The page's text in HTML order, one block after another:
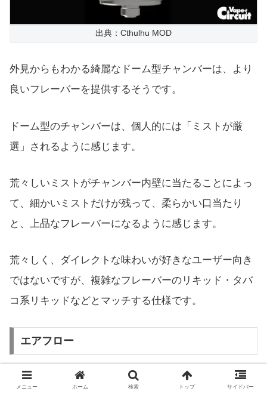
出典：Cthulhu MOD
外見からもわかる綺麗なドーム型チャンバーは、より
良いフレーバーを提供するそうです。
ドーム型のチャンバーは、個人的には「ミストが厳
選」されるように感じます。
荒々しいミストがチャンバー内壁に当たることによっ
て、細かいミストだけが残って、柔らかい口当たり
と、上品なフレーバーになるように感じます。
荒々しく、ダイレクトな味わいが好きなユーザー向き
ではないですが、複雑なフレーバーのリキッド・タバ
コ系リキッドなどとマッチする仕様です。
エアフロー
メニュー ホーム 検索 トップ サイドバー